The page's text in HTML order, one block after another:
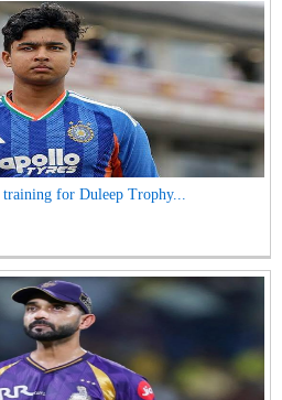
training for Duleep Trophy...